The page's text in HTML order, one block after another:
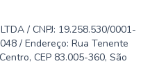
/ CNPJ: 19.258.530/0001-
/ Endereço: Rua Tenente
CEP 83.005-360, São